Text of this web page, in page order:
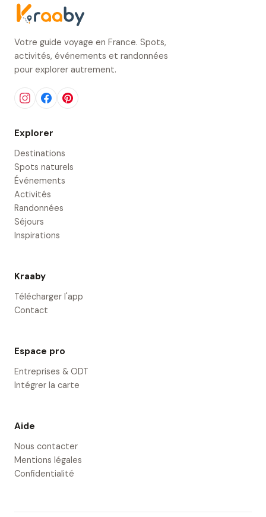
Votre guide voyage en France. Spots,
activités, événements et randonnées
pour explorer autrement.
Explorer
Destinations
Spots naturels
Événements
Activités
Randonnées
Séjours
Inspirations
Kraaby
Télécharger l'app
Contact
Espace pro
Entreprises & ODT
Intégrer la carte
Aide
Nous contacter
Mentions légales
Confidentialité